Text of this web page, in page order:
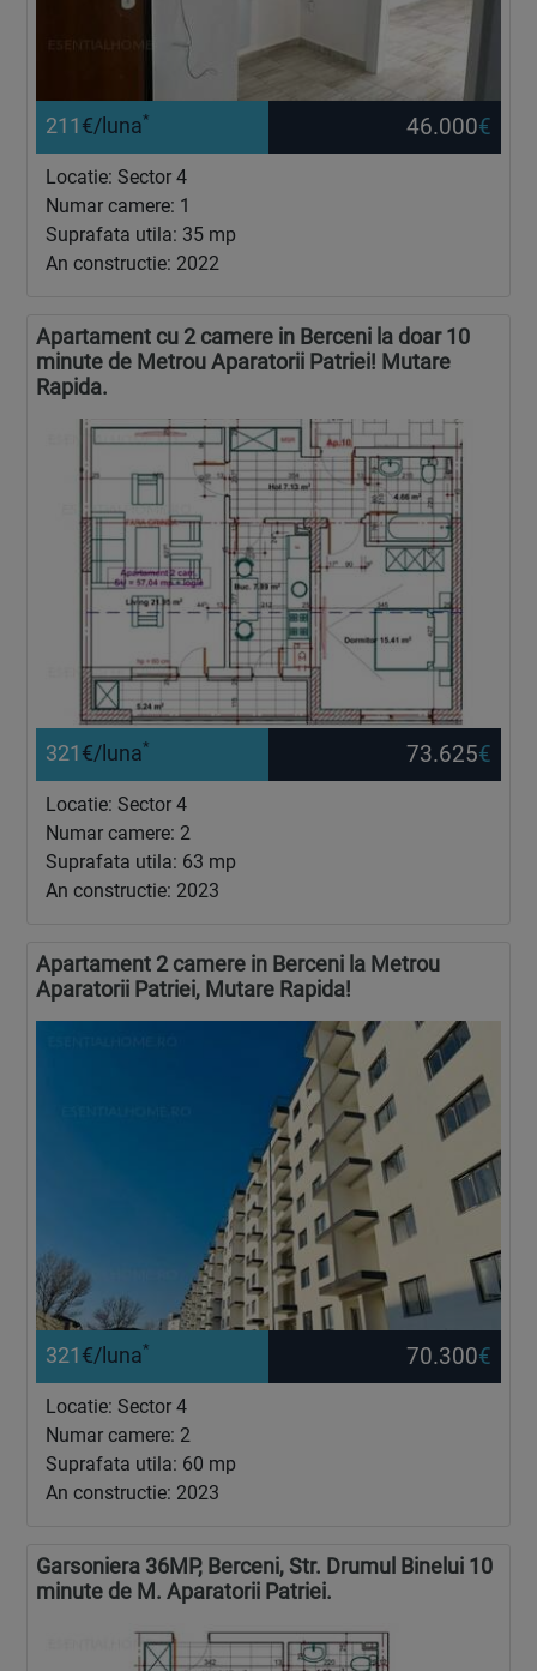
211 €/luna* 46.000€
Locatie: Sector 4
Numar camere: 1
Suprafata utila: 35 mp
An constructie: 2022
Apartament cu 2 camere in Berceni la doar 10
minute de Metrou Aparatorii Patriei! Mutare
Rapida.
321 €/luna* 73.625€
Locatie: Sector 4
Numar camere: 2
Suprafata utila: 63 mp
An constructie: 2023
Apartament 2 camere in Berceni la Metrou
Aparatorii Patriei, Mutare Rapida!
321 €/luna* 70.300€
Locatie: Sector 4
Numar camere: 2
Suprafata utila: 60 mp
An constructie: 2023
Garsoniera 36MP, Berceni, Str. Drumul Binelui 10
minute de M. Aparatorii Patriei.